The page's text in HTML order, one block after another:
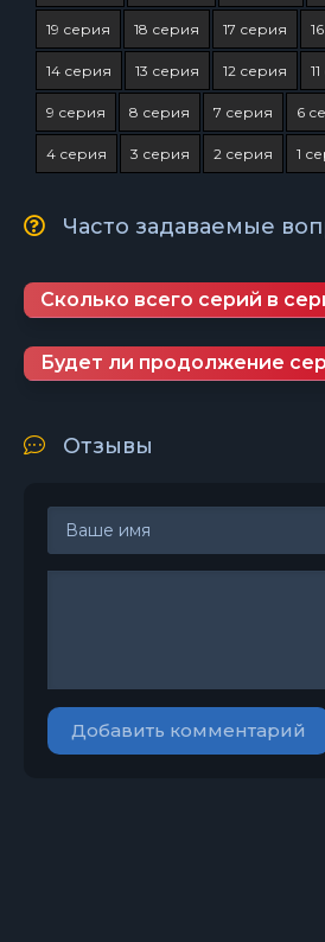
19 серия 18 серия 17 серия
14 серия 13 серия 12 серия
9 серия 8 серия 7 серия 6
4 серия 3 серия 2 серия 1
Часто задаваемые
Сколько всего серий в
Будет ли продолжение
Отзывы
Добавить комментарий